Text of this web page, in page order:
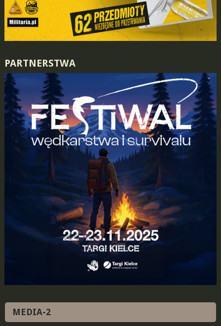
PARTNERSTWA
MEDIA-2